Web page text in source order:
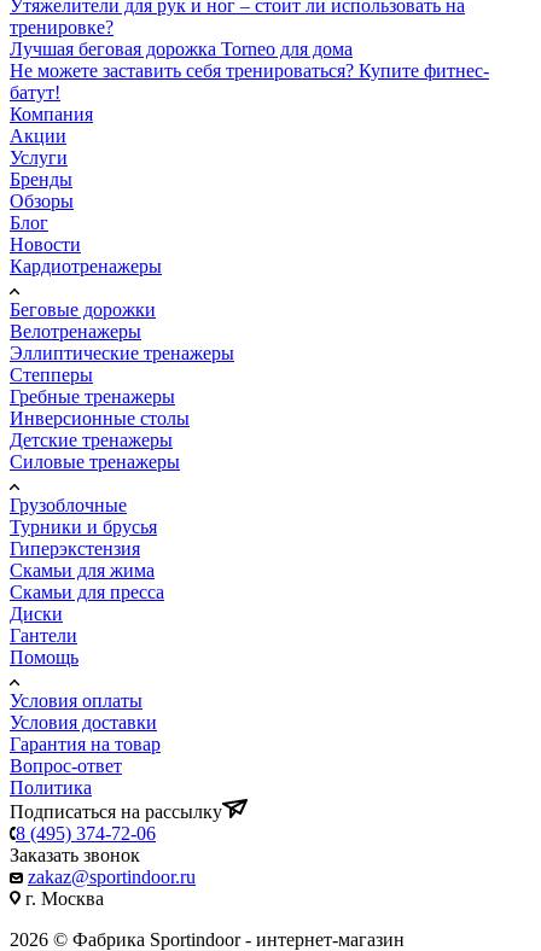
Утяжелители для рук и ног – стоит ли использовать на
тренировке?
Лучшая беговая дорожка Torneo для дома
Не можете заставить себя тренироваться? Купите фитнес-
батут!
Компания
Акции
Услуги
Бренды
Обзоры
Блог
Новости
Кардиотренажеры
Беговые дорожки
Велотренажеры
Эллиптические тренажеры
Степперы
Гребные тренажеры
Инверсионные столы
Детские тренажеры
Силовые тренажеры
Грузоблочные
Турники и брусья
Гиперэкстензия
Скамьи для жима
Скамьи для пресса
Диски
Гантели
Помощь
Условия оплаты
Условия доставки
Гарантия на товар
Вопрос-ответ
Политика
Подписаться на рассылку
8 (495) 374-72-06
Заказать звонок
zakaz@sportindoor.ru
г. Москва
2026 © Фабрика Sportindoor - интернет-магазин